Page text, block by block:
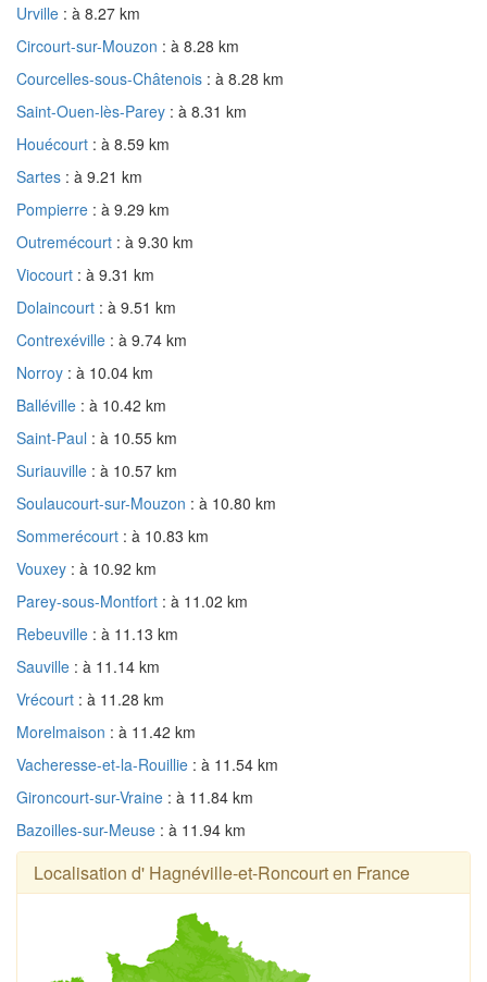
Urville : à 8.27 km
Circourt-sur-Mouzon : à 8.28 km
Courcelles-sous-Châtenois : à 8.28 km
Saint-Ouen-lès-Parey : à 8.31 km
Houécourt : à 8.59 km
Sartes : à 9.21 km
Pompierre : à 9.29 km
Outremécourt : à 9.30 km
Viocourt : à 9.31 km
Dolaincourt : à 9.51 km
Contrexéville : à 9.74 km
Norroy : à 10.04 km
Balléville : à 10.42 km
Saint-Paul : à 10.55 km
Suriauville : à 10.57 km
Soulaucourt-sur-Mouzon : à 10.80 km
Sommerécourt : à 10.83 km
Vouxey : à 10.92 km
Parey-sous-Montfort : à 11.02 km
Rebeuville : à 11.13 km
Sauville : à 11.14 km
Vrécourt : à 11.28 km
Morelmaison : à 11.42 km
Vacheresse-et-la-Rouillie : à 11.54 km
Gironcourt-sur-Vraine : à 11.84 km
Bazoilles-sur-Meuse : à 11.94 km
Localisation d' Hagnéville-et-Roncourt en France